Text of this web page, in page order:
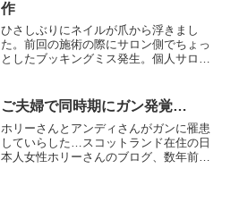
作
ひさしぶりにネイルが爪から浮きまし
た。前回の施術の際にサロン側でちょっ
としたブッキングミス発生。個人サロン
際にすみません、30分後にもう一度来て
いただけますか！と一度お...
ご夫婦で同時期にガン発覚…
ホリーさんとアンディさんがガンに罹患
していらした…スコットランド在住の日
本人女性ホリーさんのブログ、数年前か